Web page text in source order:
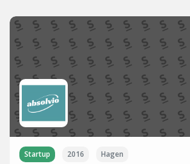
Startup 2016 Hagen